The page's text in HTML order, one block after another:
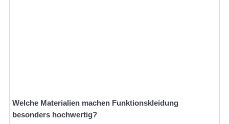
Welche Materialien machen Funktionskleidung
besonders hochwertig?